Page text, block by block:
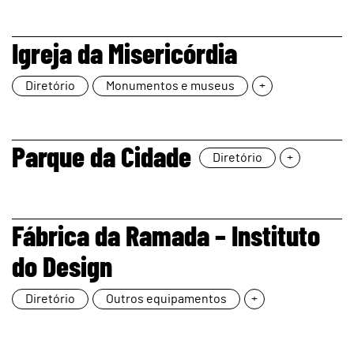
page
Igreja da Misericórdia
Diretório Monumentos e museus +
page
Parque da Cidade Diretório +
page
Fábrica da Ramada – Instituto
do Design
Diretório Outros equipamentos +